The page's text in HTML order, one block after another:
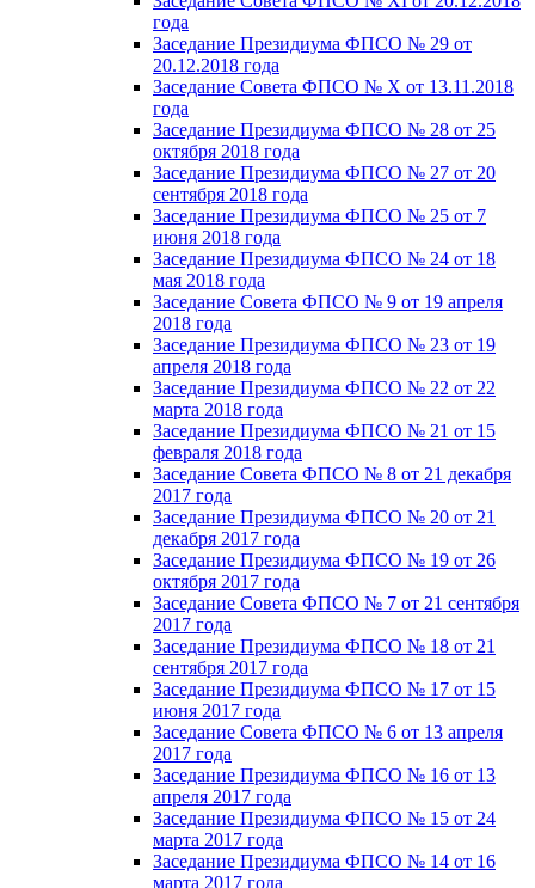
года
Заседание Президиума ФПСО № 29 от
20.12.2018 года
Заседание Совета ФПСО № X от 13.11.2018
года
Заседание Президиума ФПСО № 28 от 25
октября 2018 года
Заседание Президиума ФПСО № 27 от 20
сентября 2018 года
Заседание Президиума ФПСО № 25 от 7
июня 2018 года
Заседание Президиума ФПСО № 24 от 18
мая 2018 года
Заседание Совета ФПСО № 9 от 19 апреля
2018 года
Заседание Президиума ФПСО № 23 от 19
апреля 2018 года
Заседание Президиума ФПСО № 22 от 22
марта 2018 года
Заседание Президиума ФПСО № 21 от 15
февраля 2018 года
Заседание Совета ФПСО № 8 от 21 декабря
2017 года
Заседание Президиума ФПСО № 20 от 21
декабря 2017 года
Заседание Президиума ФПСО № 19 от 26
октября 2017 года
Заседание Совета ФПСО № 7 от 21 сентября
2017 года
Заседание Президиума ФПСО № 18 от 21
сентября 2017 года
Заседание Президиума ФПСО № 17 от 15
июня 2017 года
Заседание Совета ФПСО № 6 от 13 апреля
2017 года
Заседание Президиума ФПСО № 16 от 13
апреля 2017 года
Заседание Президиума ФПСО № 15 от 24
марта 2017 года
Заседание Президиума ФПСО № 14 от 16
марта 2017 года